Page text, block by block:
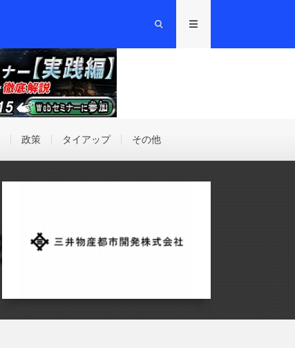
政策 タイアップ その他